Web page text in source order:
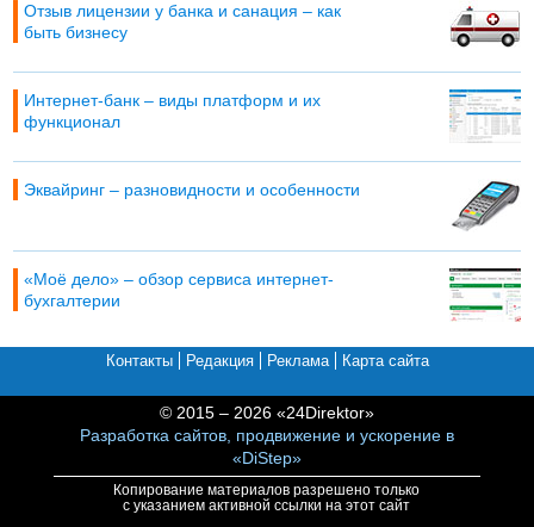
Отзыв лицензии у банка и санация – как
быть бизнесу
Интернет-банк – виды платформ и их
функционал
Эквайринг – разновидности и особенности
«Моё дело» – обзор сервиса интернет-
бухгалтерии
Контакты Редакция Реклама Карта сайта
© 2015 – 2026 «24Direktor»
Разработка сайтов, продвижение и ускорение в
«DiStep»
Копирование материалов разрешено только
с указанием активной ссылки на этот сайт